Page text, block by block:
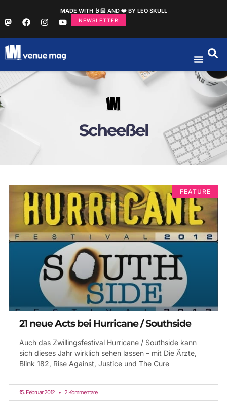
MADE WITH 🤘🏻 AND ❤️ BY LEO SKULL
NEWSLETTER
Scheeßel
FEATURE
21 neue Acts bei Hurricane / Southside
Auch das Zwillingsfestival Hurricane / Southside kann
sich dieses Jahr wirklich sehen lassen – mit Die Ärzte,
Blink 182, Rise Against, Justice und The Cure
15. Februar 2012 2 Kommentare